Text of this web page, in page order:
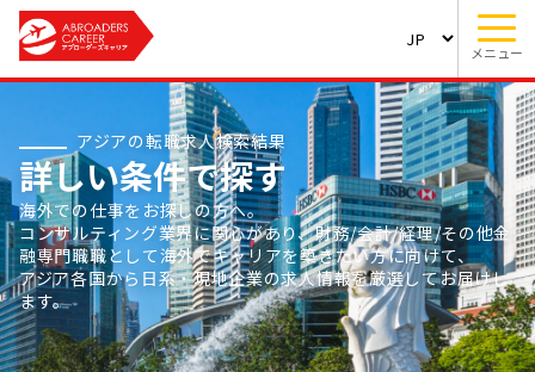
メニュー
アジアの転職求人検索結果
詳しい条件で探す
海外での仕事をお探しの方へ。
コンサルティング業界に関心があり、財務/会計/経理/その他金
融専門職職として海外でキャリアを築きたい方に向けて、
アジア各国から日系・現地企業の求人情報を厳選してお届けし
ます。